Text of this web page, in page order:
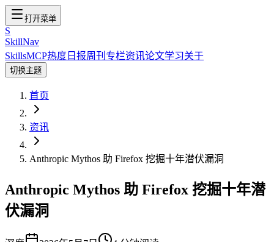
打开菜单
S
SkillNav
SkillsMCP热度 日报周刊 专栏资讯论文学习关于
切换主题
首页
资讯
Anthropic Mythos 助 Firefox 挖掘十年潜伏漏洞
Anthropic Mythos 助 Firefox 挖掘十年潜
伏漏洞